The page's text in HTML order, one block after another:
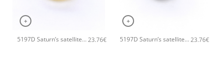
+
5197D Saturn’s satellite χειροποίητο δαχτυλιδι Catherine bijoux Χρυσό23.76€
+
5197D Saturn’s satellite χειροποίητο δαχτυλιδι Catherine bijoux Ασημί23.76€